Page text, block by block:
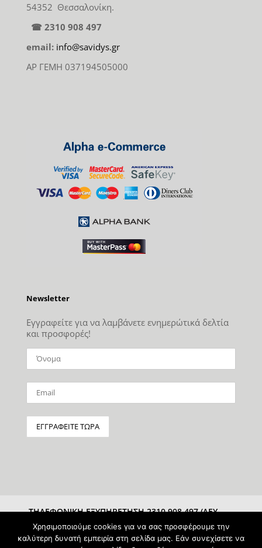
54352 Θεσσαλονίκη.
☎ 2310 908 497
email: info@savidys.gr
ΑΡ ΓΕΜΗ 037194505000
Newsletter
Εγγραφείτε για να λαμβάνετε ενημερώτικά δελτία
και προσφορές!
ΤΗΛΕΦΩΝΙΚΗ ΕΞΥΠΗΡΕΤΗΣΗ 2310 908 497 (ΔΕΥ-
ΣΑΒ 10:00-15:00)
Χρησιμοποιούμε cookies για να σας προσφέρουμε την
καλύτερη δυνατή εμπειρία στη σελίδα μας. Εάν συνεχίσετε να